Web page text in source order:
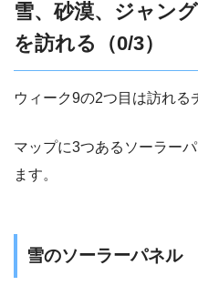
雪、砂漠、ジャン
を訪れる（0/3）
ウィーク9の2つ目は訪れる
マップに3つあるソーラー
ます。
雪のソーラーパネル